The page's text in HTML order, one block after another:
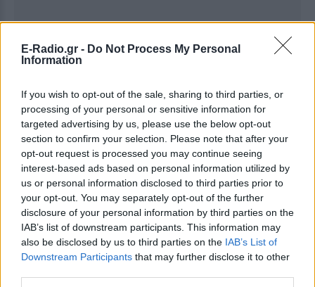
E-Radio.gr - Do Not Process My Personal
Information
If you wish to opt-out of the sale, sharing to third parties, or
processing of your personal or sensitive information for
targeted advertising by us, please use the below opt-out
section to confirm your selection. Please note that after your
opt-out request is processed you may continue seeing
interest-based ads based on personal information utilized by
us or personal information disclosed to third parties prior to
your opt-out. You may separately opt-out of the further
disclosure of your personal information by third parties on the
IAB’s list of downstream participants. This information may
also be disclosed by us to third parties on the IAB’s List of
Downstream Participants that may further disclose it to other
Ακολουθήστε το E-Radio.gr στοGoogle News
και μάθετε πρώτοι τα πιο hot νέα .
Εσύ μπήκες στο E-Daily.gr; Τα νέα της ημέρας